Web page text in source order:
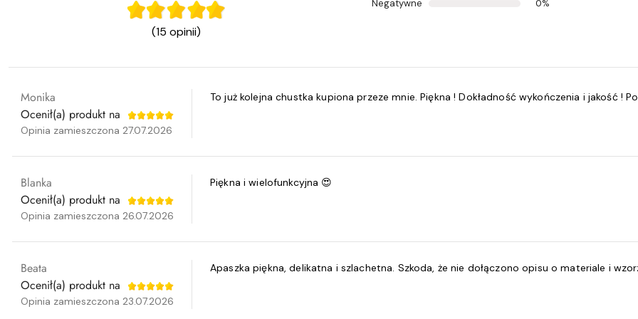
(15 opinii)
Negatywne
0%
Monika
Ocenił(a) produkt na
Opinia zamieszczona 27.07.2026
To już kolejna chustka kupiona przeze mnie. Piękna ! Dokładność wykończenia i jakość !
Blanka
Ocenił(a) produkt na
Opinia zamieszczona 26.07.2026
Piękna i wielofunkcyjna 😍
Beata
Ocenił(a) produkt na
Opinia zamieszczona 23.07.2026
Apaszka piękna, delikatna i szlachetna. Szkoda, że nie dołączono opisu o materiale i